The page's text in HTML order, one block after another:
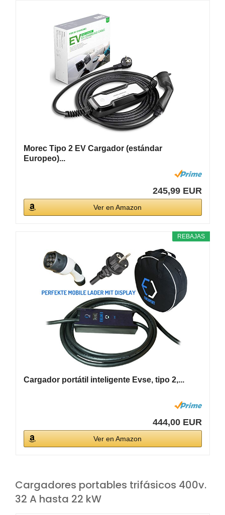
Morec Tipo 2 EV Cargador (estándar
Europeo)...
245,99 EUR
Ver en Amazon
REBAJAS
Cargador portátil inteligente Evse, tipo 2,...
444,00 EUR
Ver en Amazon
Cargadores portables trifásicos 400v.
32 A hasta 22 kW